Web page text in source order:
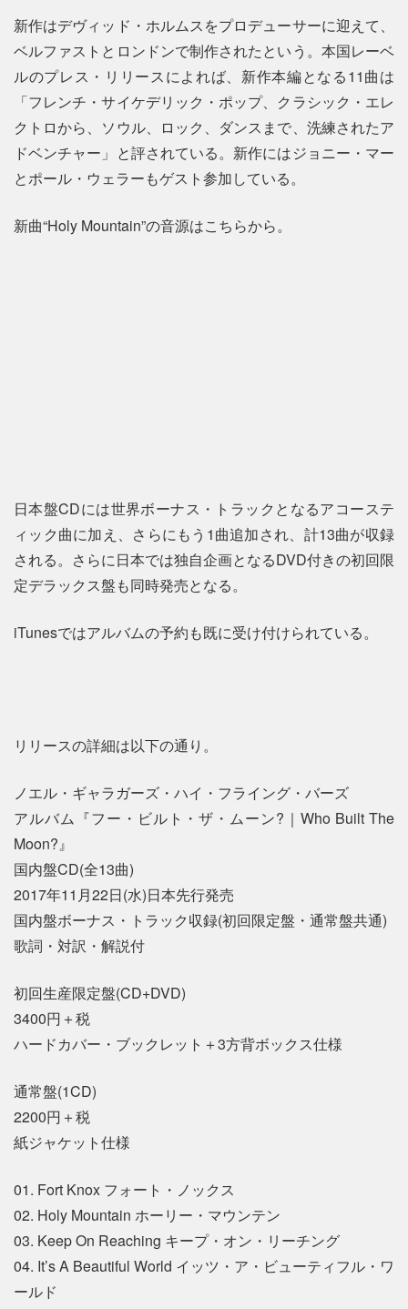
新作はデヴィッド・ホルムスをプロデューサーに迎えて、
ベルファストとロンドンで制作されたという。本国レーベ
ルのプレス・リリースによれば、新作本編となる11曲は
「フレンチ・サイケデリック・ポップ、クラシック・エレ
クトロから、ソウル、ロック、ダンスまで、洗練されたア
ドベンチャー」と評されている。新作にはジョニー・マー
とポール・ウェラーもゲスト参加している。
新曲“Holy Mountain”の音源はこちらから。
日本盤CDには世界ボーナス・トラックとなるアコーステ
ィック曲に加え、さらにもう1曲追加され、計13曲が収録
される。さらに日本では独自企画となるDVD付きの初回限
定デラックス盤も同時発売となる。
iTunesではアルバムの予約も既に受け付けられている。
リリースの詳細は以下の通り。
ノエル・ギャラガーズ・ハイ・フライング・バーズ
アルバム『フー・ビルト・ザ・ムーン?｜Who Built The
Moon?』
国内盤CD(全13曲)
2017年11月22日(水)日本先行発売
国内盤ボーナス・トラック収録(初回限定盤・通常盤共通)
歌詞・対訳・解説付
初回生産限定盤(CD+DVD)
3400円＋税
ハードカバー・ブックレット＋3方背ボックス仕様
通常盤(1CD)
2200円＋税
紙ジャケット仕様
01. Fort Knox フォート・ノックス
02. Holy Mountain ホーリー・マウンテン
03. Keep On Reaching キープ・オン・リーチング
04. It’s A Beautiful World イッツ・ア・ビューティフル・ワ
ールド